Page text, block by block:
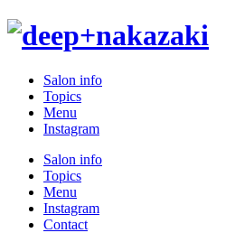
Salon info
Topics
Menu
Instagram
Salon info
Topics
Menu
Instagram
Contact